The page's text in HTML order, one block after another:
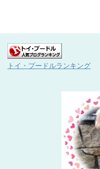
トイ・プードルランキング